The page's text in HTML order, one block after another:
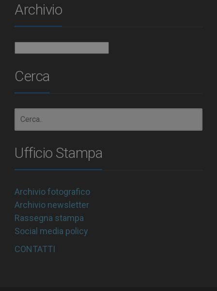
Archivio
Cerca
Ufficio Stampa
Archivio fotografico
Archivio newsletter
Rassegna stampa
Social media policy
CONTATTI